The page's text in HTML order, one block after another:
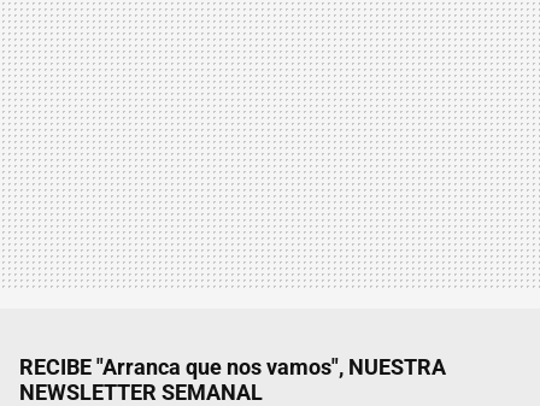
RECIBE "Arranca que nos vamos", NUESTRA
NEWSLETTER SEMANAL